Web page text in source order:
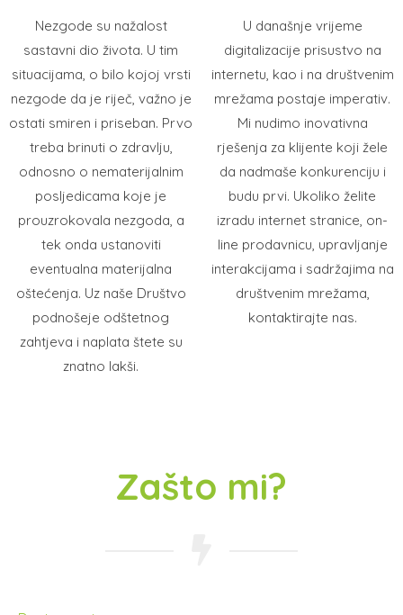
Nezgode su nažalost
sastavni dio života. U tim
situacijama, o bilo kojoj vrsti
nezgode da je riječ, važno je
ostati smiren i priseban. Prvo
treba brinuti o zdravlju,
odnosno o nematerijalnim
posljedicama koje je
prouzrokovala nezgoda, a
tek onda ustanoviti
eventualna materijalna
oštećenja. Uz naše Društvo
podnošeje odštetnog
zahtjeva i naplata štete su
znatno lakši.
U današnje vrijeme
digitalizacije prisustvo na
internetu, kao i na društvenim
mrežama postaje imperativ.
Mi nudimo inovativna
rješenja za klijente koji žele
da nadmaše konkurenciju i
budu prvi. Ukoliko želite
izradu internet stranice, on-
line prodavnicu, upravljanje
interakcijama i sadržajima na
društvenim mrežama,
kontaktirajte nas.
Zašto mi?